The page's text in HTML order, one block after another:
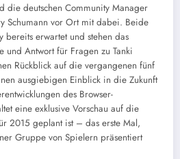
die deutschen Community Manager
Schumann vor Ort mit dabei. Beide
erwartet und stehen das
und Antwort für Fragen zu Tanki
Rückblick auf die vergangenen fünf
ausgiebigen Einblick in die Zukunft
des Browser-
eine exklusive Vorschau auf die
2015 geplant ist – das erste Mal,
Gruppe von Spielern präsentiert